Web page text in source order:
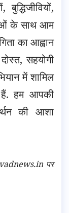
के साथ आम
का आह्वान
सहयोगी
में शामिल
हम आपकी
की आशा
पर